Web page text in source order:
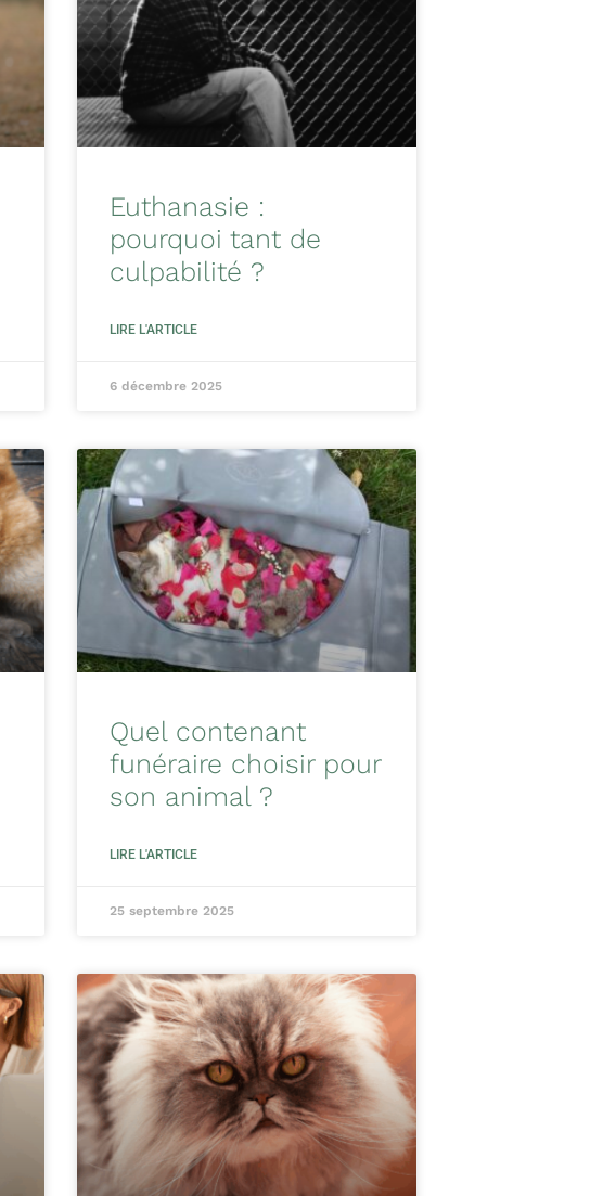
Euthanasie :
pourquoi tant de
culpabilité ?
LIRE L'ARTICLE
6 décembre 2025
Quel contenant
funéraire choisir pour
son animal ?
LIRE L'ARTICLE
25 septembre 2025